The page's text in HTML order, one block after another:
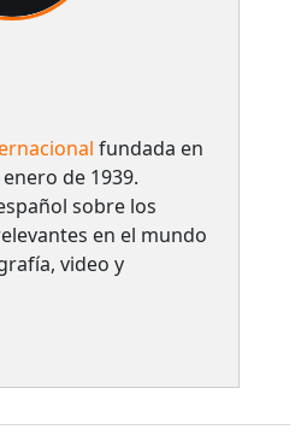
fundada en
de 1939.
sobre los
en el mundo
video y